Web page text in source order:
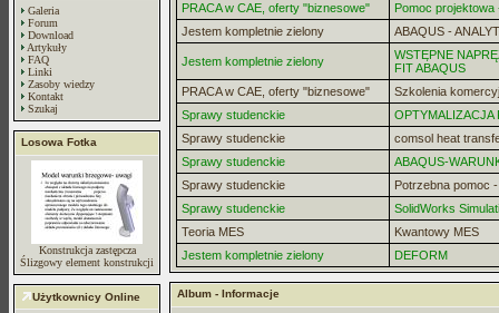
Galeria
Forum
Download
Artykuły
FAQ
Linki
Zasoby wiedzy
Kontakt
Szukaj
Losowa Fotka
Konstrukcja zastępcza
Ślizgowy element konstrukcji
Użytkownicy Online
PRACA w CAE, oferty "biznesowe"
Pomoc projektowa
Jestem kompletnie zielony
ABAQUS -
Jestem kompletnie zielony
WSTĘPNE
FIT ABAQUS
PRACA w CAE, oferty "biznesowe"
Szkolenia
Sprawy studenckie
OPTYMALIZACJA
Sprawy studenckie
comsol heat
Sprawy studenckie
ABAQUS-
Sprawy studenckie
Potrzebna pomoc
Sprawy studenckie
SolidWorks
Teoria MES
Kwantowy MES
Jestem kompletnie zielony
DEFORM
Album - Informacje